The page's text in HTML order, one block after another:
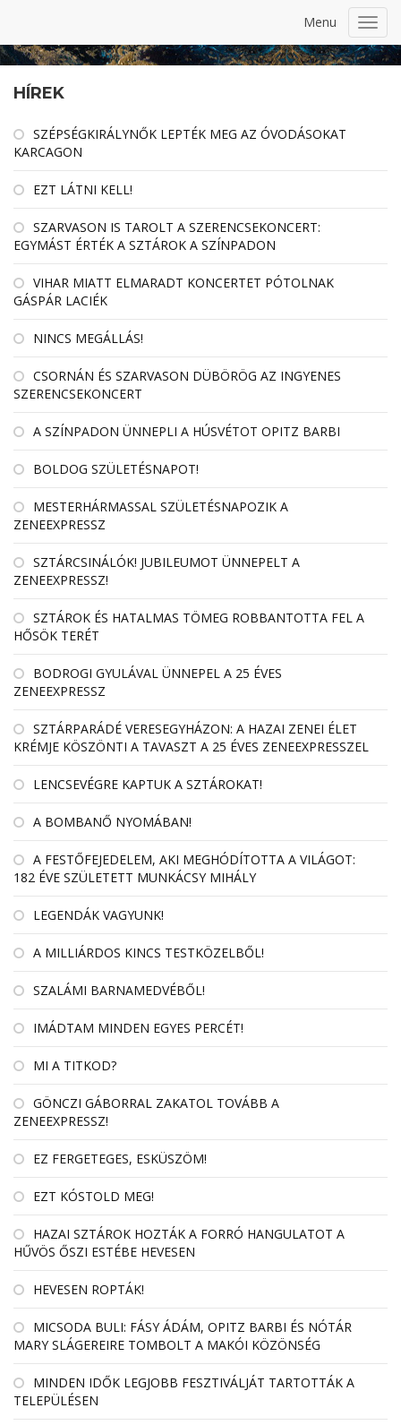
Menu
HÍREK
SZÉPSÉGKIRÁLYNŐK LEPTÉK MEG AZ ÓVODÁSOKAT
KARCAGON
EZT LÁTNI KELL!
SZARVASON IS TAROLT A SZERENCSEKONCERT:
EGYMÁST ÉRTÉK A SZTÁROK A SZÍNPADON
VIHAR MIATT ELMARADT KONCERTET PÓTOLNAK
GÁSPÁR LACIÉK
NINCS MEGÁLLÁS!
CSORNÁN ÉS SZARVASON DÜBÖRÖG AZ INGYENES
SZERENCSEKONCERT
A SZÍNPADON ÜNNEPLI A HÚSVÉTOT OPITZ BARBI
BOLDOG SZÜLETÉSNAPOT!
MESTERHÁRMASSAL SZÜLETÉSNAPOZIK A
ZENEEXPRESSZ
SZTÁRCSINÁLÓK! JUBILEUMOT ÜNNEPELT A
ZENEEXPRESSZ!
SZTÁROK ÉS HATALMAS TÖMEG ROBBANTOTTA FEL A
HŐSÖK TERÉT
BODROGI GYULÁVAL ÜNNEPEL A 25 ÉVES
ZENEEXPRESSZ
SZTÁRPARÁDÉ VERESEGYHÁZON: A HAZAI ZENEI ÉLET
KRÉMJE KÖSZÖNTI A TAVASZT A 25 ÉVES ZENEEXPRESSZEL
LENCSEVÉGRE KAPTUK A SZTÁROKAT!
A BOMBANŐ NYOMÁBAN!
A FESTŐFEJEDELEM, AKI MEGHÓDÍTOTTA A VILÁGOT:
182 ÉVE SZÜLETETT MUNKÁCSY MIHÁLY
LEGENDÁK VAGYUNK!
A MILLIÁRDOS KINCS TESTKÖZELBŐL!
SZALÁMI BARNAMEDVÉBŐL!
IMÁDTAM MINDEN EGYES PERCÉT!
MI A TITKOD?
GÖNCZI GÁBORRAL ZAKATOL TOVÁBB A
ZENEEXPRESSZ!
EZ FERGETEGES, ESKÜSZÖM!
EZT KÓSTOLD MEG!
HAZAI SZTÁROK HOZTÁK A FORRÓ HANGULATOT A
HŰVÖS ŐSZI ESTÉBE HEVESEN
HEVESEN ROPTÁK!
MICSODA BULI: FÁSY ÁDÁM, OPITZ BARBI ÉS NÓTÁR
MARY SLÁGEREIRE TOMBOLT A MAKÓI KÖZÖNSÉG
MINDEN IDŐK LEGJOBB FESZTIVÁLJÁT TARTOTTÁK A
TELEPÜLÉSEN